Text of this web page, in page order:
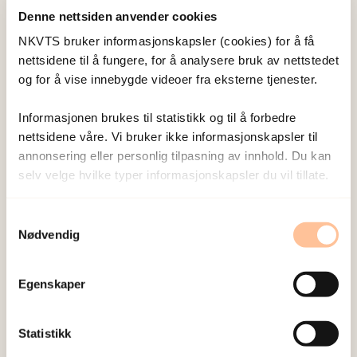
Denne nettsiden anvender cookies
NKVTS bruker informasjonskapsler (cookies) for å få
nettsidene til å fungere, for å analysere bruk av nettstedet
og for å vise innebygde videoer fra eksterne tjenester.
Informasjonen brukes til statistikk og til å forbedre
nettsidene våre. Vi bruker ikke informasjonskapsler til
annonsering eller personlig tilpasning av innhold. Du kan
selv velge hvilke typer informasjonskapsler du vil tillate.
Nødvendig
Egenskaper
Statistikk
langsiktige konsekvenser for barn og unges helse
og trivsel i fremtiden? Mobbing er skambelagt, og
hadde opplevd kunne være en forklaring på
senere vansker. Vi spurte om de utsatte hadde
skammet seg for det som skjedde, om de hadde
hva andre ville tenke om dem hvis de fikk vite om
Skam for det som hadde skjedd kunne i stor grad
rapporterte å ha i ung voksen alder. Det gjaldt